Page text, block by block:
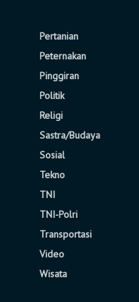
Pertanian
Peternakan
Pinggiran
Politik
Religi
Sastra/Budaya
Sosial
Tekno
TNI
TNI-Polri
Transportasi
Video
Wisata